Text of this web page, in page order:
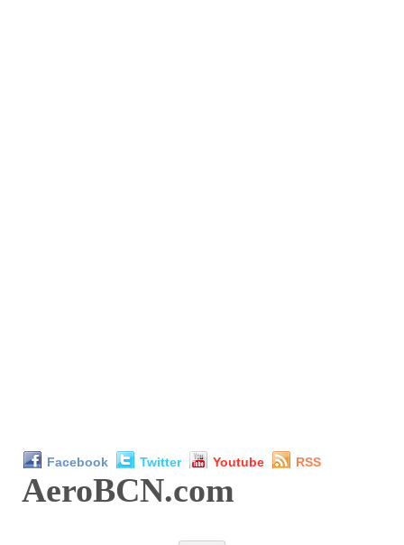
Facebook Twitter Youtube RSS
AeroBCN.com